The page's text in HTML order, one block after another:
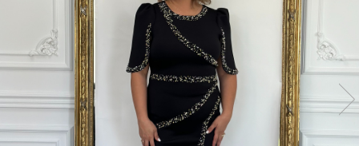
Compleuri sport
Compleuri elegante
Geci
Accesorii